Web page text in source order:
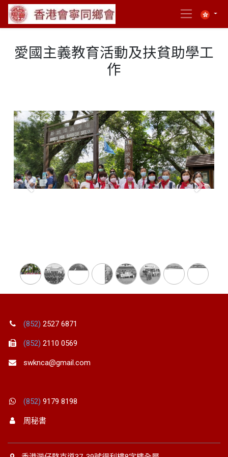
愛國主義教育活動及扶貧助學工
作
Previous Next
(852)2527 6871
(852)2110 0569
swknca@gmail.com
(852)9179 8198
周秘書